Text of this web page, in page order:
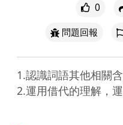
0
問題回報
1.認識詞語其他相關
2.運用借代的理解，